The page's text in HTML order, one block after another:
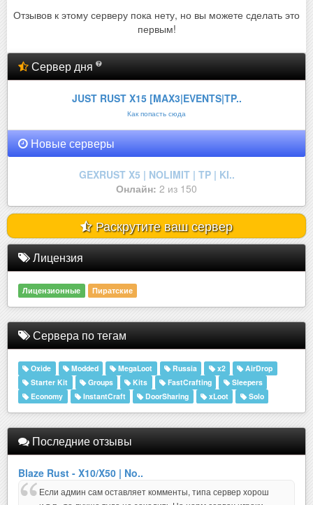
Отзывов к этому серверу пока нету, но вы можете сделать это
первым!
Сервер дня
JUST RUST X15 [MAX3|EVENTS|TP..
Как попасть сюда
Новые серверы
GEXRUST X5 | NOLIMIT | TP | KI..
Онлайн: 2 из 150
Раскрутите ваш сервер
Лицензия
Лицензионные Пиратские
Сервера по тегам
Oxide Modded MegaLoot Russia x2
AirDrop
Starter Kit
Groups Kits FastCrafting
Sleepers
Economy
InstantCraft DoorSharing xLoot Solo
Последние отзывы
Blaze Rust - X10/X50 | No..
Если админ сам оставляет комменты, типа сервер хорош